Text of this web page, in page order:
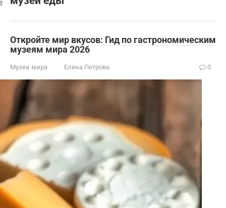
Откройте мир вкусов: Гид по гастрономическим
музеям мира 2026
Музеи мира Елена Петрова 0